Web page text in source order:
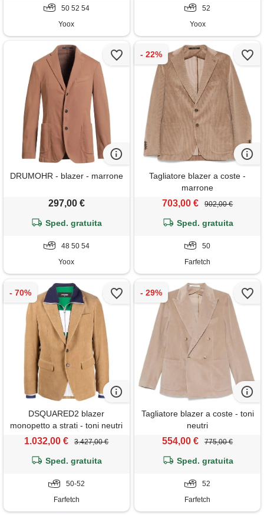
50 52 54
Yoox
52
Yoox
DRUMOHR - blazer - marrone
297,00 €
Sped. gratuita
48 50 54
Yoox
Tagliatore blazer a coste -
marrone
703,00 € 902,00 €
Sped. gratuita
50
Farfetch
DSQUARED2 blazer
monopetto a strati - toni neutri
1.032,00 € 3.427,00 €
Sped. gratuita
50-52
Farfetch
Tagliatore blazer a coste - toni
neutri
554,00 € 775,00 €
Sped. gratuita
52
Farfetch